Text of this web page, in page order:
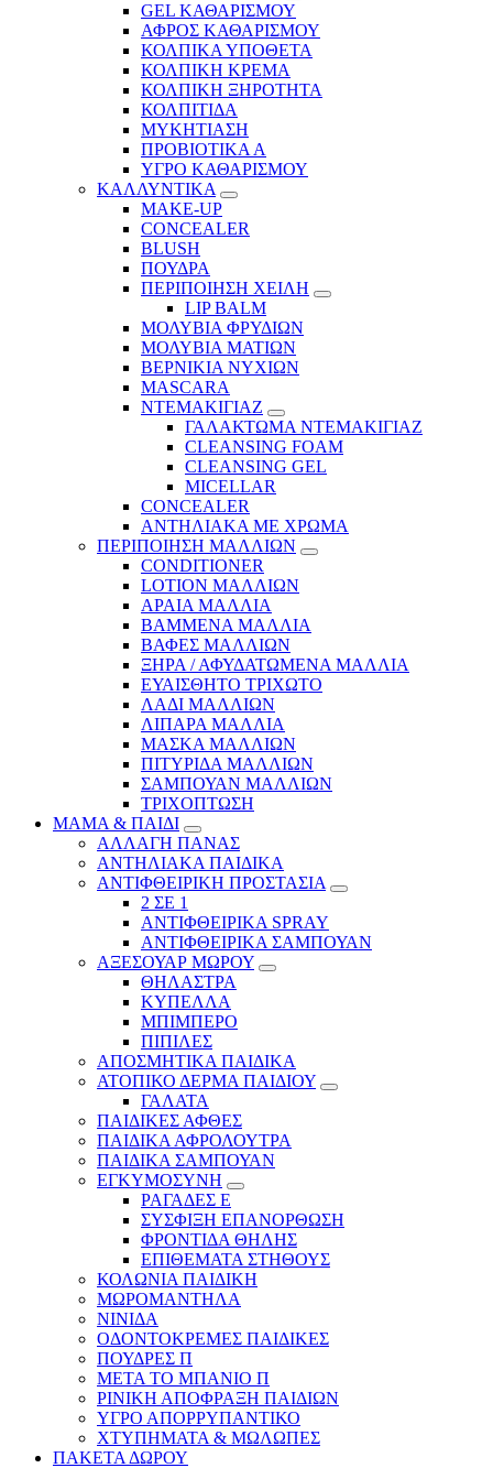
GEL ΚΑΘΑΡΙΣΜΟΥ
ΑΦΡΟΣ ΚΑΘΑΡΙΣΜΟΥ
ΚΟΛΠΙΚΑ ΥΠΟΘΕΤΑ
ΚΟΛΠΙΚΗ ΚΡΕΜΑ
ΚΟΛΠΙΚΗ ΞΗΡΟΤΗΤΑ
ΚΟΛΠΙΤΙΔΑ
ΜΥΚΗΤΙΑΣΗ
ΠΡΟΒΙΟΤΙΚΑ Α
ΥΓΡΟ ΚΑΘΑΡΙΣΜΟΥ
ΚΑΛΛΥΝΤΙΚΑ
MAKE-UP
CONCEALER
BLUSH
ΠΟΥΔΡΑ
ΠΕΡΙΠΟΙΗΣΗ ΧΕΙΛΗ
LIP BALM
ΜΟΛΥΒΙΑ ΦΡΥΔΙΩΝ
ΜΟΛΥΒΙΑ ΜΑΤΙΩΝ
ΒΕΡΝΙΚΙΑ ΝΥΧΙΩΝ
MASCARA
ΝΤΕΜΑΚΙΓΙΑΖ
ΓΑΛΑΚΤΩΜΑ ΝΤΕΜΑΚΙΓΙΑΖ
CLEANSING FOAM
CLEANSING GEL
MICELLAR
CONCEALER
ΑΝΤΗΛΙΑΚΑ ΜΕ ΧΡΩΜΑ
ΠΕΡΙΠΟΙΗΣΗ ΜΑΛΛΙΩΝ
CONDITIONER
LOTION ΜΑΛΛΙΩΝ
ΑΡΑΙΑ ΜΑΛΛΙΑ
ΒΑΜΜΕΝΑ ΜΑΛΛΙΑ
ΒΑΦΕΣ ΜΑΛΛΙΩΝ
ΞΗΡΑ / ΑΦΥΔΑΤΩΜΕΝΑ ΜΑΛΛΙΑ
ΕΥΑΙΣΘΗΤΟ ΤΡΙΧΩΤΟ
ΛΑΔΙ ΜΑΛΛΙΩΝ
ΛΙΠΑΡΑ ΜΑΛΛΙΑ
ΜΑΣΚΑ ΜΑΛΛΙΩΝ
ΠΙΤΥΡΙΔΑ ΜΑΛΛΙΩΝ
ΣΑΜΠΟΥΑΝ ΜΑΛΛΙΩΝ
ΤΡΙΧΟΠΤΩΣΗ
ΜΑΜΑ & ΠΑΙΔΙ
ΑΛΛΑΓΗ ΠΑΝΑΣ
ΑΝΤΗΛΙΑΚΑ ΠΑΙΔΙΚΑ
ΑΝΤΙΦΘΕΙΡΙΚΗ ΠΡΟΣΤΑΣΙΑ
2 ΣΕ 1
ΑΝΤΙΦΘΕΙΡΙΚΑ SPRAY
ΑΝΤΙΦΘΕΙΡΙΚΑ ΣΑΜΠΟΥΑΝ
ΑΞΕΣΟΥΑΡ ΜΩΡΟΥ
ΘΗΛΑΣΤΡΑ
ΚΥΠΕΛΛΑ
ΜΠΙΜΠΕΡΟ
ΠΙΠΙΛΕΣ
ΑΠΟΣΜΗΤΙΚΑ ΠΑΙΔΙΚΑ
ΑΤΟΠΙΚΟ ΔΕΡΜΑ ΠΑΙΔΙΟΥ
ΓΑΛΑΤΑ
ΠΑΙΔΙΚΕΣ ΑΦΘΕΣ
ΠΑΙΔΙΚΑ ΑΦΡΟΛΟΥΤΡΑ
ΠΑΙΔΙΚΑ ΣΑΜΠΟΥΑΝ
ΕΓΚΥΜΟΣΥΝΗ
ΡΑΓΑΔΕΣ Ε
ΣΥΣΦΙΞΗ ΕΠΑΝΟΡΘΩΣΗ
ΦΡΟΝΤΙΔΑ ΘΗΛΗΣ
ΕΠΙΘΕΜΑΤΑ ΣΤΗΘΟΥΣ
ΚΟΛΩΝΙΑ ΠΑΙΔΙΚΗ
ΜΩΡΟΜΑΝΤΗΛΑ
ΝΙΝΙΔΑ
ΟΔΟΝΤΟΚΡΕΜΕΣ ΠΑΙΔΙΚΕΣ
ΠΟΥΔΡΕΣ Π
ΜΕΤΑ ΤΟ ΜΠΑΝΙΟ Π
ΡΙΝΙΚΗ ΑΠΟΦΡΑΞΗ ΠΑΙΔΙΩΝ
ΥΓΡΟ ΑΠΟΡΡΥΠΑΝΤΙΚΟ
ΧΤΥΠΗΜΑΤΑ & ΜΩΛΩΠΕΣ
ΠΑΚΕΤΑ ΔΩΡΟΥ